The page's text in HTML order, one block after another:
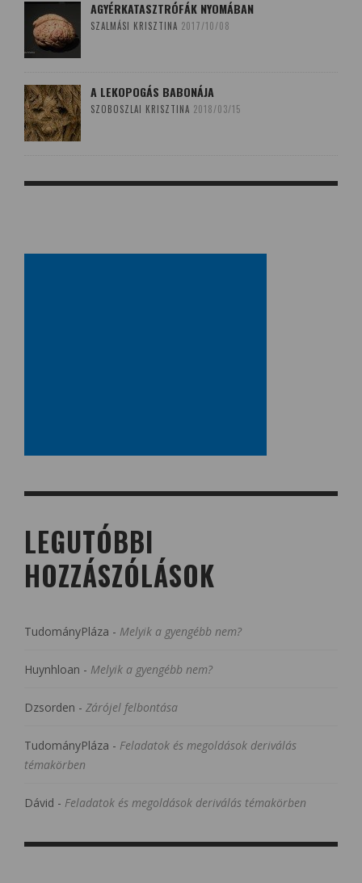
AGYÉRKATASZTRÓFÁK NYOMÁBAN
SZALMÁSI KRISZTINA 2017/10/08
A LEKOPOGÁS BABONÁJA
SZOBOSZLAI KRISZTINA 2018/03/15
LEGUTÓBBI
HOZZÁSZÓLÁSOK
TudományPláza - Melyik a gyengébb nem?
Huynhloan - Melyik a gyengébb nem?
Dzsorden - Zárójel felbontása
TudományPláza - Feladatok és megoldások deriválás
témakörben
Dávid - Feladatok és megoldások deriválás témakörben